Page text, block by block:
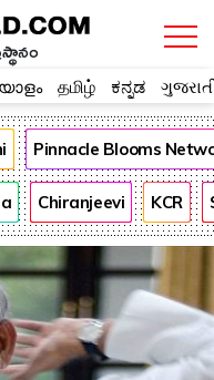
தமிழ் ಕನ್ನಡ
Pinnacle Blooms
Chiranjeevi KCR